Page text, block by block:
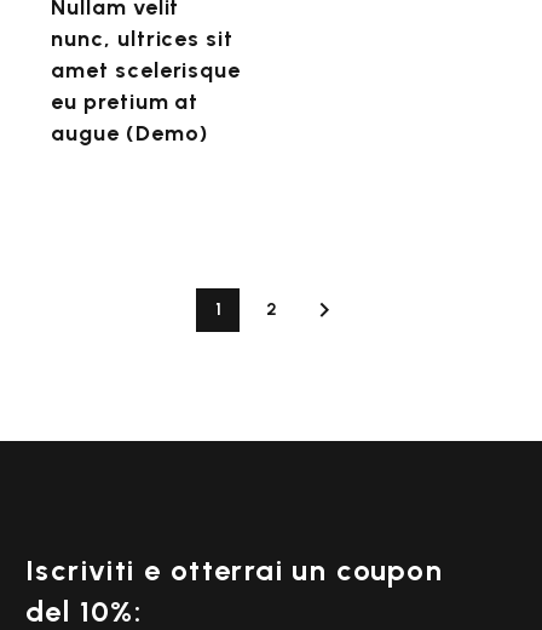
at
augue
(Demo)
Nullam velit
nunc, ultrices sit
amet scelerisque
eu pretium at
augue (Demo)
1 2
Iscriviti e otterrai un coupon
del 10%: